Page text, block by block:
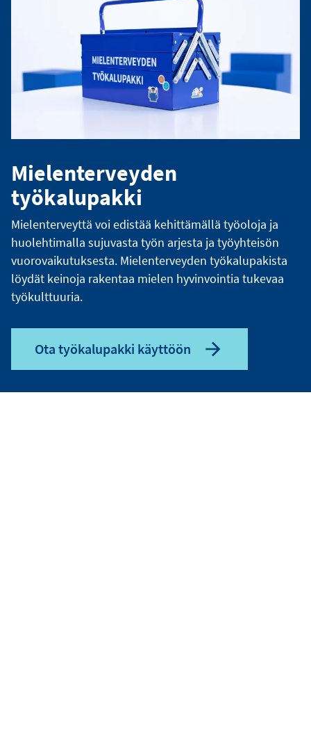
Mielenterveyden
työkalupakki
Mielenterveyttä voi edistää kehittämällä työoloja ja
huolehtimalla sujuvasta työn arjesta ja työyhteisön
vuorovaikutuksesta. Mielenterveyden työkalupakista
löydät keinoja rakentaa mielen hyvinvointia tukevaa
työkulttuuria.
Ota työkalupakki käyttöön